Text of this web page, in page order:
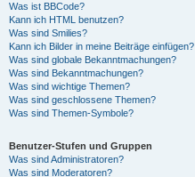
Was ist BBCode?
Kann ich HTML benutzen?
Was sind Smilies?
Kann ich Bilder in meine Beiträge einfügen?
Was sind globale Bekanntmachungen?
Was sind Bekanntmachungen?
Was sind wichtige Themen?
Was sind geschlossene Themen?
Was sind Themen-Symbole?
Benutzer-Stufen und Gruppen
Was sind Administratoren?
Was sind Moderatoren?